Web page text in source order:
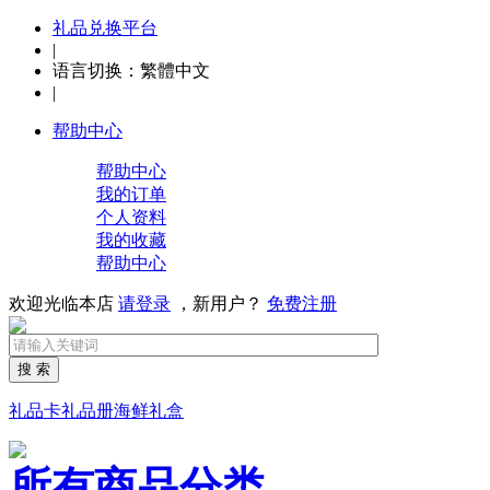
礼品兑换平台
|
语言切换： 繁體中文
|
帮助中心
帮助中心
我的订单
个人资料
我的收藏
帮助中心
欢迎光临本店 请登录 ，新用户？ 免费注册
搜 索
礼品卡礼品册海鲜礼盒